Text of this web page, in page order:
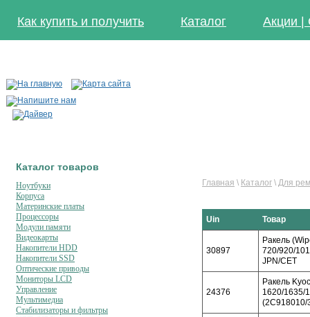
Как купить и получить Каталог Акции |
Каталог товаров
Ноутбуки
Корпуса
Материнские платы
Процессоры
Модули памяти
Видеокарты
Накопители HDD
Накопители SSD
Оптические приводы
Мониторы LCD
Управление
Мультимедиа
Стабилизаторы и фильтры
Главная \ Каталог \ Для
Uin Товар
30897
Ракель
720/920/
JPN/CET
24376
Ракель
1620/1635/
(2C918010/